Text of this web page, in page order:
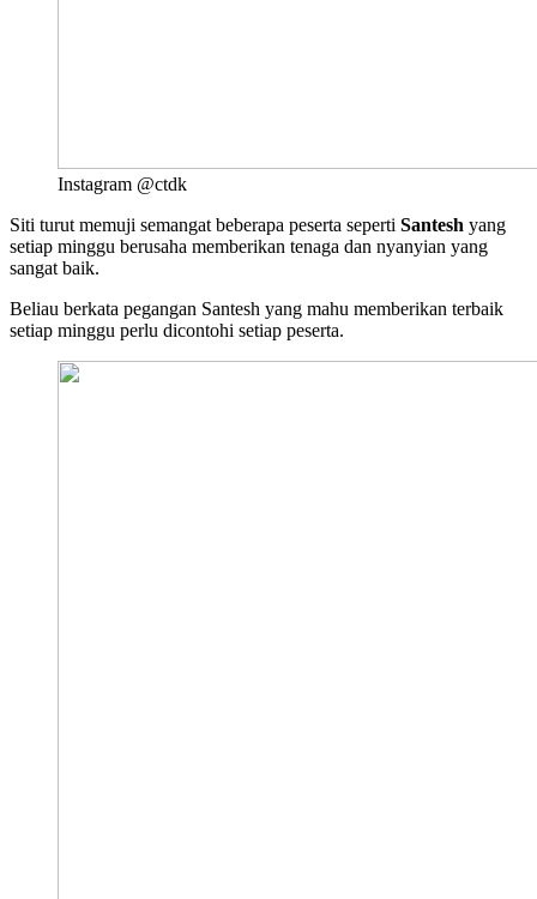
Instagram @ctdk
Siti turut memuji semangat beberapa peserta seperti Santesh yang
setiap minggu berusaha memberikan tenaga dan nyanyian yang
sangat baik.
Beliau berkata pegangan Santesh yang mahu memberikan terbaik
setiap minggu perlu dicontohi setiap peserta.